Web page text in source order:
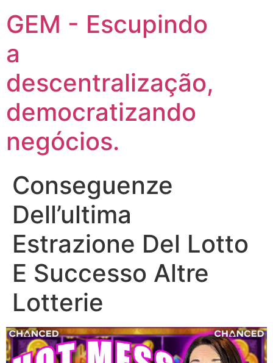
GEM - Escupindo
a
descentralização,
democratizando
negócios.
Conseguenze
Dell’ultima
Estrazione Del Lotto
E Successo Altre
Lotterie